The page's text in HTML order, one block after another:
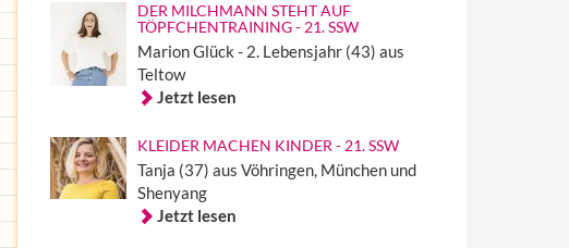
DER MILCHMANN STEHT AUF
TÖPFCHENTRAINING - 21. SSW
Marion Glück - 2. Lebensjahr (43) aus
Teltow
Jetzt lesen
KLEIDER MACHEN KINDER - 21. SSW
Tanja (37) aus Vöhringen, München und
Shenyang
Jetzt lesen